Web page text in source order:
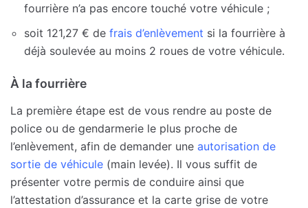
fourrière n’a pas encore touché votre véhicule ;
soit 121,27 € de frais d’enlèvement si la fourrière à
déjà soulevée au moins 2 roues de votre véhicule.
À la fourrière
La première étape est de vous rendre au poste de
police ou de gendarmerie le plus proche de
l’enlèvement, afin de demander une autorisation de
sortie de véhicule (main levée). Il vous suffit de
présenter votre permis de conduire ainsi que
l’attestation d’assurance et la carte grise de votre